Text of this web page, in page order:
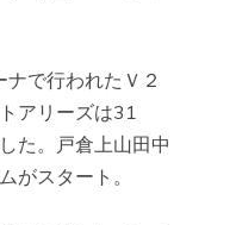
で行われたＶ２
アリーズは31
た。戸倉上山田中
がスタート。